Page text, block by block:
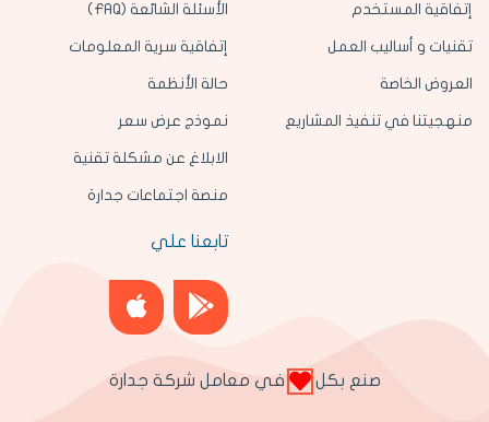
إتفاقية المستخدم
تقنيات و أساليب العمل
العروض الخاصة
منهجيتنا في تنفيذ المشاريع
الأسئلة الشائعة (FAQ)
إتفاقية سرية المعلومات
حالة الأنظمة
نموذج عرض سعر
الابلاغ عن مشكلة تقنية
منصة اجتماعات جدارة
تابعنا علي
صنع بكل في معامل شركة جدارة